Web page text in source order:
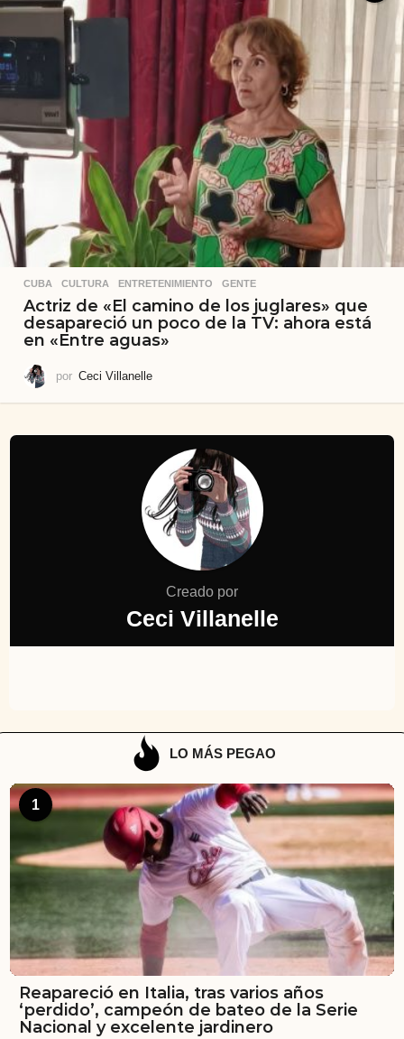
CUBA ,CULTURA ,ENTRETENIMIENTO ,GENTE
Actriz de «El camino de los juglares» que
desapareció un poco de la TV: ahora está
en «Entre aguas»
por Ceci Villanelle
Creado por
Ceci Villanelle
LO MÁS PEGAO
1
Reapareció en Italia, tras varios años
‘perdido’, campeón de bateo de la Serie
Nacional y excelente jardinero